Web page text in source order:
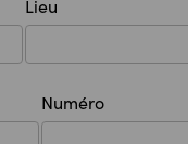
Lieu
Numéro